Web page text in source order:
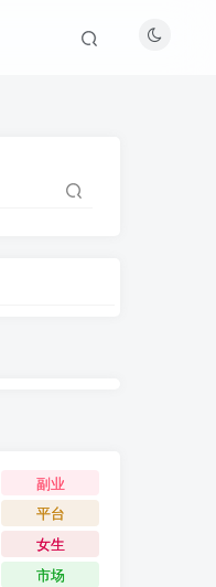
副业
平台
女生
市场